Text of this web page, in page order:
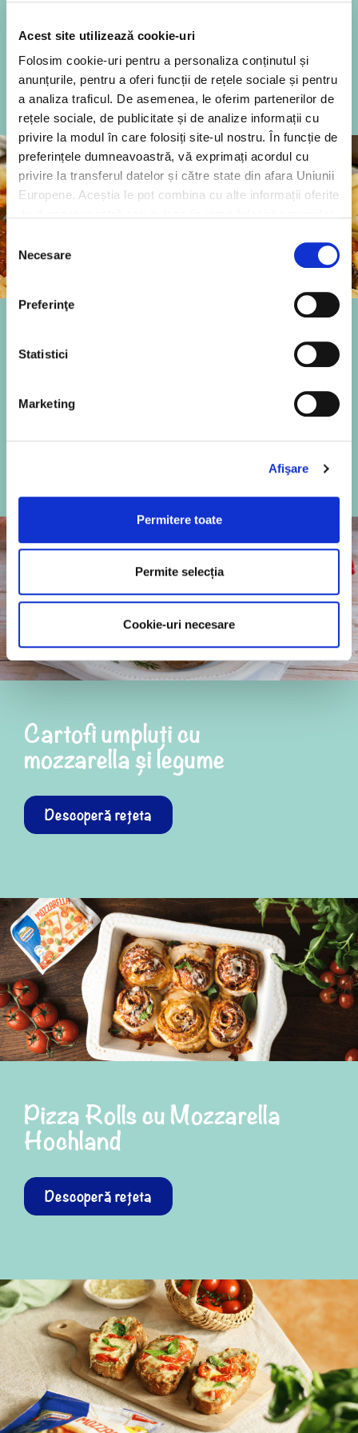
Acest site utilizează cookie-uri
Folosim cookie-uri pentru a personaliza conținutul și
anunțurile, pentru a oferi funcții de rețele sociale și pentru
a analiza traficul. De asemenea, le oferim partenerilor de
rețele sociale, de publicitate și de analize informații cu
privire la modul în care folosiți site-ul nostru. În funcție de
preferințele dumneavoastră, vă exprimați acordul cu
privire la transferul datelor și către state din afara Uniunii
Europene. Aceștia le pot combina cu alte informații oferite
Politica de confidențialitate
Selecția
consimțământului
Necesare
Preferinţe
Statistici
Marketing
Afişare
Permitere toate
Permite selecția
Cookie-uri necesare
Descoperă rețeta
Pui cu mozzarella, în sos de
Cartofi umpluți cu
mozzarella și legume
Descoperă rețeta
Pizza Rolls cu Mozzarella
Hochland
Descoperă rețeta